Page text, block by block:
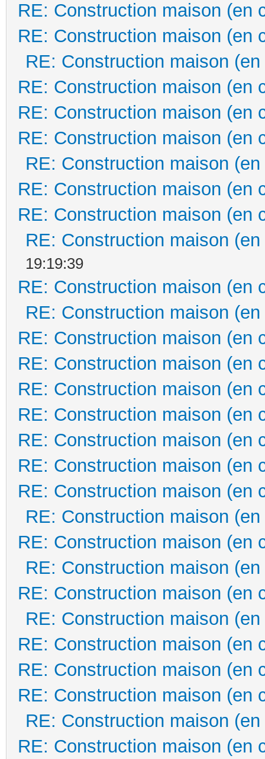
RE: Construction maison (en
RE: Construction maison (en
RE: Construction maison
RE: Construction maison (en
RE: Construction maison (en
RE: Construction maison (en
RE: Construction maison
RE: Construction maison (en
RE: Construction maison (en
RE: Construction maison
19:19:39
RE: Construction maison (en
RE: Construction maison
RE: Construction maison (en
RE: Construction maison (en
RE: Construction maison (en
RE: Construction maison (en
RE: Construction maison (en
RE: Construction maison (en
RE: Construction maison (en
RE: Construction maison
RE: Construction maison (en
RE: Construction maison
RE: Construction maison (en
RE: Construction maison
RE: Construction maison (en
RE: Construction maison (en
RE: Construction maison (en
RE: Construction maison
RE: Construction maison (en